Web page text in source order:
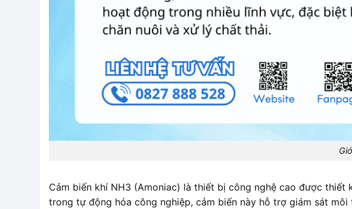
Cảm biến khí NH3 (Amoniac) là thiết bị công nghệ cao được
trong tự động hóa công nghiệp, cảm biến này hỗ trợ giám sát